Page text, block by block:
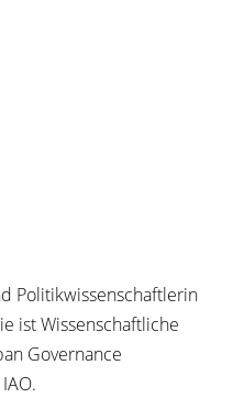
Politikwissenschaftlerin
ist Wissenschaftliche
Governance